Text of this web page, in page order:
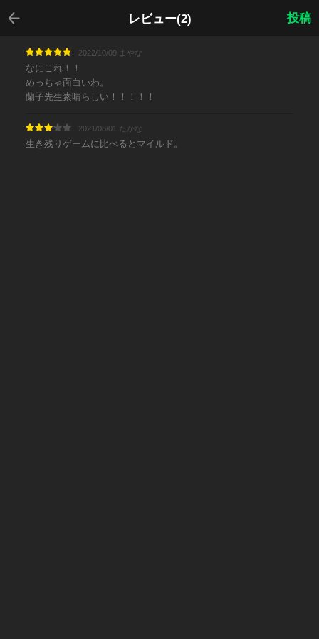
レビュー(2)
戻る
投稿
2022/10/09 まやな
なにこれ！！
めっちゃ面白いわ。
蘭子先生素晴らしい！！！！！
2021/08/01 たかな
生き残りゲームに比べるとマイルド。